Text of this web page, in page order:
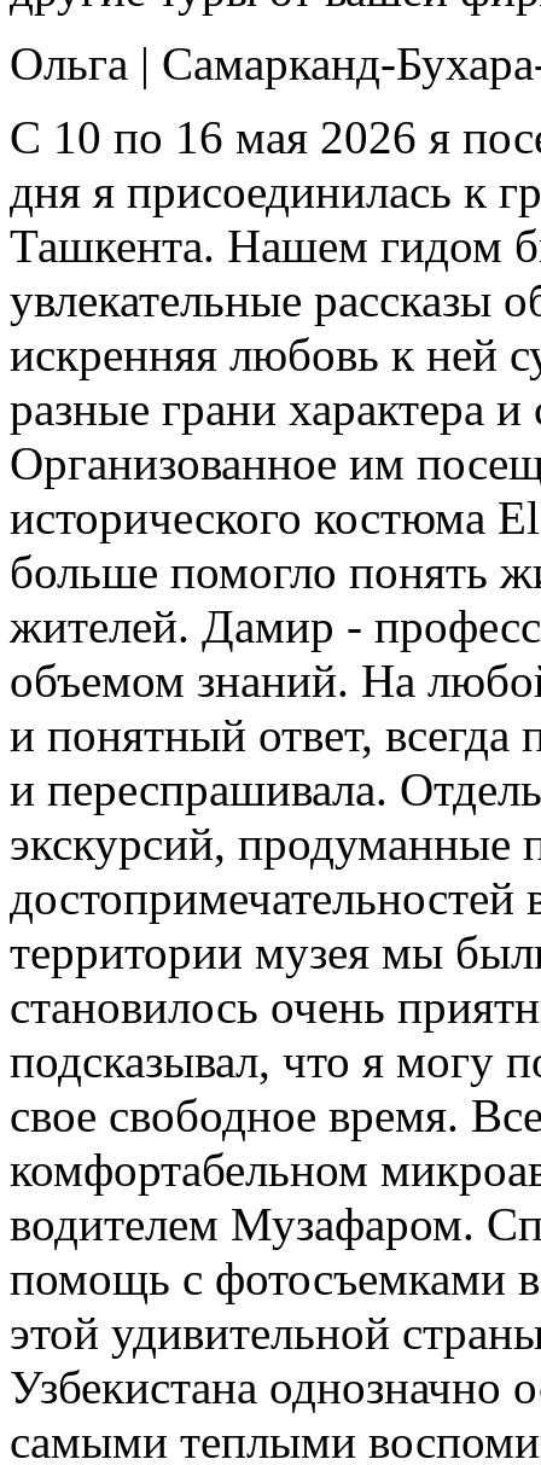
Ольга | Самарканд-
С 10 по 16 мая 2026 я
дня я присоединилась к
Ташкента. Нашем гидом
увлекательные рассказы
искренняя любовь к ней
разные грани характера
Организованное им
исторического костюма
больше помогло понять
жителей. Дамир -
объемом знаний. На
и понятный ответ, всегда
и переспрашивала.
экскурсий, продуманные
территории музея мы
становилось очень
подсказывал, что я могу
свое свободное время.
комфортабельном
водителем Музафаром.
помощь с фотосъемками
этой удивительной
Узбекистана однозначно
самыми теплыми